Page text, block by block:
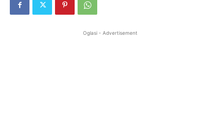
Oglasi - Advertisement